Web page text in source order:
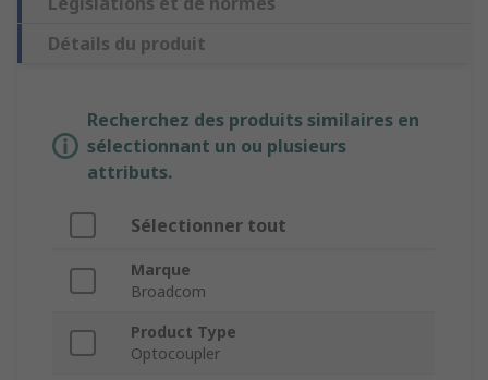
Détails du produit
Recherchez des produits similaires en
sélectionnant un ou plusieurs
attributs.
Sélectionner tout
Marque
Broadcom
Product Type
Optocoupler